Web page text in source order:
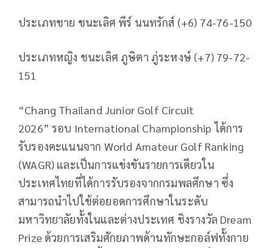
ประเภทชาย ชนะเลิศ พีร์ นนทรักส์ (+6) 74-76-150
ประเภทหญิง ชนะเลิศ ภูษิตา ภู่ระหงษ์ (+7) 79-72-
151
“Chang Thailand Junior Golf Circuit
2026”รอบ International Championship ได้การ
รับรองคะแนนจาก World Amateur Golf Ranking
(WAGR) และเป็นการแข่งขันรายการเดียวใน
ประเทศไทยที่ได้การรับรองจากกรมพลศึกษา ซึ่ง
สามารถนำไปใช้ต่อยอดการศึกษาในระดับ
มหาวิทยาลัยทั้งในและต่างประเทศ ชิงรางวัล Dream
Prize ด้วยการเสริมศักยภาพด้านทักษะกอล์ฟทั้งกาย